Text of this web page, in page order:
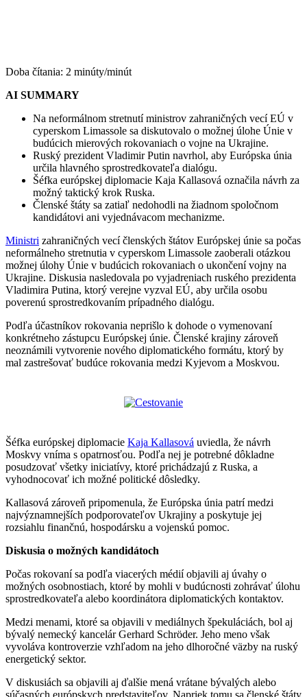
Doba čítania: 2 minúty/minút
AI SUMMARY
Na neformálnom stretnutí ministrov zahraničných vecí EÚ v
cyperskom Limassole sa diskutovalo o možnej úlohe Únie v
budúcich mierových rokovaniach o vojne na Ukrajine.
Ruský prezident Vladimir Putin navrhol, aby Európska únia
určila hlavného sprostredkovateľa dialógu.
Šéfka európskej diplomacie Kaja Kallasová označila návrh za
možný taktický krok Ruska.
Členské štáty sa zatiaľ nedohodli na žiadnom spoločnom
kandidátovi ani vyjednávacom mechanizme.
Ministri zahraničných vecí členských štátov Európskej únie sa počas
neformálneho stretnutia v cyperskom Limassole zaoberali otázkou
možnej úlohy Únie v budúcich rokovaniach o ukončení vojny na
Ukrajine. Diskusia nasledovala po vyjadreniach ruského prezidenta
Vladimira Putina, ktorý verejne vyzval EÚ, aby určila osobu
poverenú sprostredkovaním prípadného dialógu.
Podľa účastníkov rokovania neprišlo k dohode o vymenovaní
konkrétneho zástupcu Európskej únie. Členské krajiny zároveň
neoznámili vytvorenie nového diplomatického formátu, ktorý by
mal zastrešovať budúce rokovania medzi Kyjevom a Moskvou.
Šéfka európskej diplomacie Kaja Kallasová uviedla, že návrh
Moskvy vníma s opatrnosťou. Podľa nej je potrebné dôkladne
posudzovať všetky iniciatívy, ktoré prichádzajú z Ruska, a
vyhodnocovať ich možné politické dôsledky.
Kallasová zároveň pripomenula, že Európska únia patrí medzi
najvýznamnejších podporovateľov Ukrajiny a poskytuje jej
rozsiahlu finančnú, hospodársku a vojenskú pomoc.
Diskusia o možných kandidátoch
Počas rokovaní sa podľa viacerých médií objavili aj úvahy o
možných osobnostiach, ktoré by mohli v budúcnosti zohrávať úlohu
sprostredkovateľa alebo koordinátora diplomatických kontaktov.
Medzi menami, ktoré sa objavili v mediálnych špekuláciách, bol aj
bývalý nemecký kancelár Gerhard Schröder. Jeho meno však
vyvoláva kontroverzie vzhľadom na jeho dlhoročné väzby na ruský
energetický sektor.
V diskusiách sa objavili aj ďalšie mená vrátane bývalých alebo
súčasných európskych predstaviteľov. Napriek tomu sa členské štáty